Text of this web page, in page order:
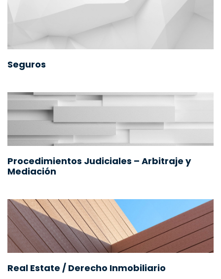
Seguros
Procedimientos Judiciales – Arbitraje y
Mediación
Real Estate / Derecho Inmobiliario